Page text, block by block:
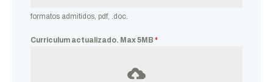
formatos admitidos, pdf, .doc.
Curriculum actualizado. Max 5MB *